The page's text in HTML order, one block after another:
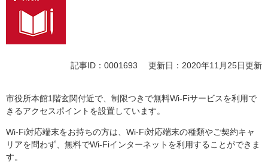
記事ID：0001693 更新日：2020年11月25日更新
市役所本館1階玄関付近で、制限つきで無料Wi-Fiサービスを利用で
きるアクセスポイントを設置しています。
Wi-Fi対応端末をお持ちの方は、Wi-Fi対応端末の種類やご契約キャ
リアを問わず、無料でWi-Fiインターネットを利用することができま
す。